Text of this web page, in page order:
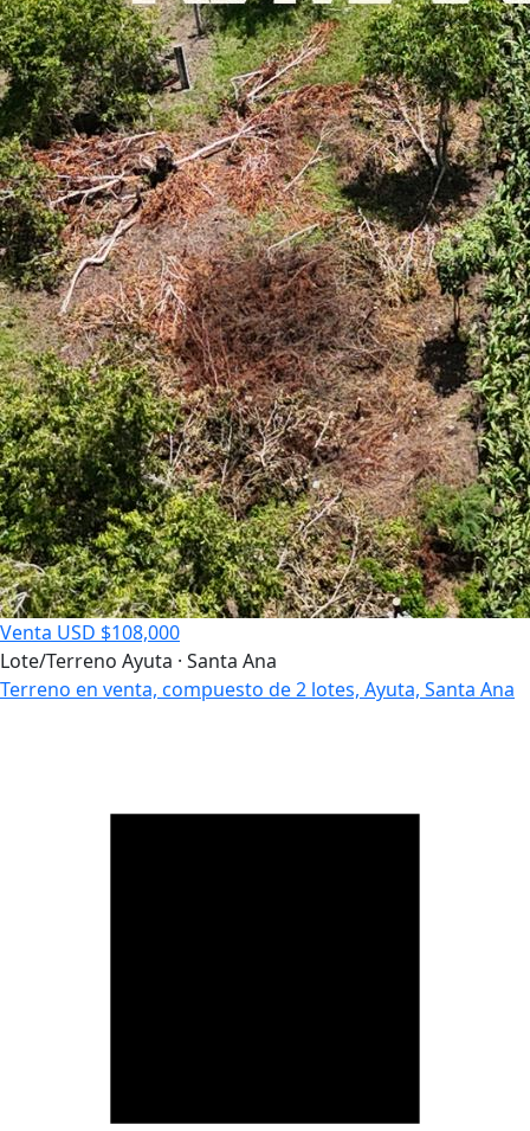
Venta USD $108,000
Lote/Terreno Ayuta · Santa Ana
Terreno en venta, compuesto de 2 lotes, Ayuta, Santa Ana